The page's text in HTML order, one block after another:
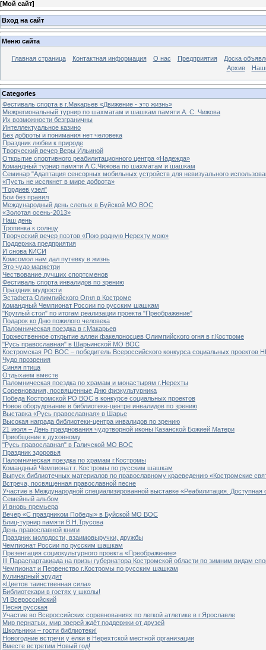
[Мой сайт]
Вход на сайт
Меню сайта
Главная страница Контактная информация О нас Предприятия
Доска
Архив
Categories
Фестиваль спорта в г.Макарьев «Движение - это жизнь»
Межрегиональный турнир по шахматам и шашкам памяти А. С. Чижова
Их возможности безграничны
Интеллектуальное казино
Без доброты и понимания нет человека
Праздник любви к природе
Творческий вечер Веры Ильиной
Открытие спортивного реабилитационного центра «Надежда»
Командный турнир памяти А.С.Чижова по шахматам и шашкам
Семинар "Адаптация сенсорных мобильных устройств для невизуального
«Пусть не иссякнет в мире доброта»
"Гордиев узел"
Бои без правил
Международный день слепых в Буйской МО ВОС
«Золотая осень-2013»
Наш день
Тропинка к солнцу
Творческий вечер поэтов «Пою родную Нерехту мою»
Поддержка предприятия
И снова КИСИ
Комсомол нам дал путевку в жизнь
Это чудо маркетри
Чествование лучших спортсменов
Фестиваль спорта инвалидов по зрению
Праздник мудрости
Эстафета Олимпийского Огня в Костроме
Командный Чемпионат России по русским шашкам
"Круглый стол" по итогам реализации проекта "Преображение"
Подарок ко Дню пожилого человека
Паломническая поездка в г.Макарьев
Торжественное открытие аллеи факелоносцев Олимпийского огня в г.Костроме
"Русь православная" в Шарьинской МО ВОС
Костромская РО ВОС – победитель Всероссийского конкурса социальных проектов
Чудо прозрения
Синяя птица
Отдыхаем вместе
Паломническая поездка по храмам и монастырям г.Нерехты
Соревнования, посвященные Дню физкультурника
Победа Костромской РО ВОС в конкурсе социальных проектов
Новое оборудование в библиотеке-центре инвалидов по зрению
Выставка «Русь православная» в Шарье
Высокая награда библиотеки-центра инвалидов по зрению
21 июля – День празднования чудотворной иконы Казанской Божией Матери
Приобщение к духовному
"Русь православная" в Галичской МО ВОС
Праздник здоровья
Паломническая поездка по храмам г.Костромы
Командный Чемпионат г. Костромы по русским шашкам
Выпуск библиотечных материалов по православному краеведению «Костромские
Встреча, посвященная православной песне
Участие в Международной специализированной выставке «Реабилитация. Доступная
Семейный альбом
И вновь премьера
Вечер «С праздником Победы» в Буйской МО ВОС
Блиц-турнир памяти В.Н.Трусова
День православной книги
Праздник молодости, взаимовыручки, дружбы
Чемпионат России по русским шашкам
Презентация социокультурного проекта «Преображение»
III Параспартакиада на призы губернатора Костромской области по зимним видам
Чемпионат и Первенство г.Костромы по русским шашкам
Кулинарный эрудит
«Цветов таинственная сила»
Библиотекари в гостях у школы!
VI Всероссийский
Песня русская
Участие во Всероссийских соревнованиях по легкой атлетике в г.Ярославле
Мир пернатых, мир зверей ждёт поддержки от друзей
Школьники – гости библиотеки!
Новогодние встречи у ёлки в Нерехтской местной организации
Вместе встретим Новый год!